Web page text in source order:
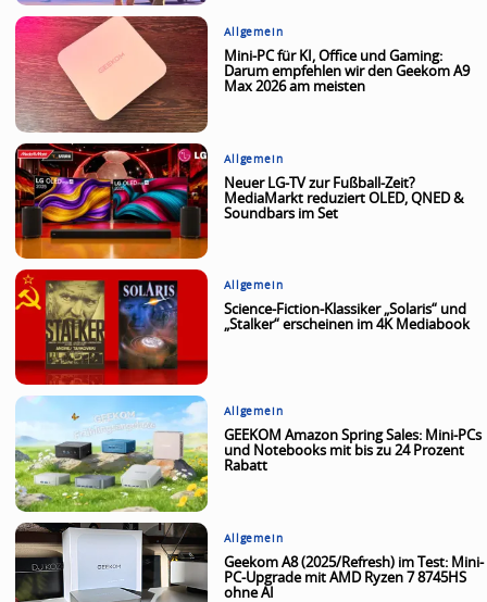
Allgemein
Mini-PC für KI, Office und Gaming:
Darum empfehlen wir den Geekom A9
Max 2026 am meisten
Allgemein
Neuer LG-TV zur Fußball-Zeit?
MediaMarkt reduziert OLED, QNED &
Soundbars im Set
Allgemein
Science-Fiction-Klassiker „Solaris“ und
„Stalker“ erscheinen im 4K Mediabook
Allgemein
GEEKOM Amazon Spring Sales: Mini-PCs
und Notebooks mit bis zu 24 Prozent
Rabatt
Allgemein
Geekom A8 (2025/Refresh) im Test: Mini-
PC-Upgrade mit AMD Ryzen 7 8745HS
ohne AI